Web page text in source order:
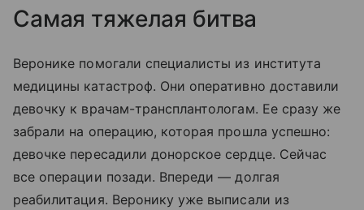
Самая тяжелая битва
Веронике помогали специалисты из института
медицины катастроф. Они оперативно доставили
девочку к врачам-трансплантологам. Ее сразу же
забрали на операцию, которая прошла успешно:
девочке пересадили донорское сердце. Сейчас
все операции позади. Впереди — долгая
реабилитация. Веронику уже выписали из